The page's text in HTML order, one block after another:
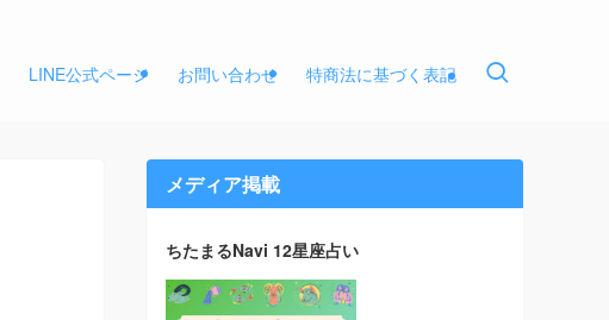
LINE公式ページ お問い合わせ 特商法に基づく表記
メディア掲載
ちたまるNavi 12星座占い